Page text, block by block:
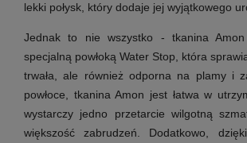
lekki połysk, który dodaje jej wyjątkowego
Jednak to nie wszystko - tkanina Amon
specjalną powłoką Water Stop, która
trwała, ale również odporna na plamy i
powłoce, tkanina Amon jest łatwa w
wystarczy jedno przetarcie wilgotną
większość zabrudzeń. Dodatkowo,